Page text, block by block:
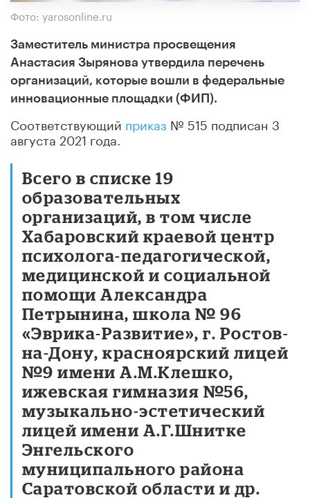
Фото: yarosonline.ru
Заместитель министра просвещения
Анастасия Зырянова утвердила перечень
организаций, которые вошли в федеральные
инновационные площадки (ФИП).
Соответствующий приказ № 515 подписан 3
августа 2021 года.
Всего в списке 19
образовательных
организаций, в том числе
Хабаровский краевой центр
психолога-педагогической,
медицинской и социальной
помощи Александра
Петрынина, школа № 96
«Эврика-Развитие», г. Ростов-
на-Дону, красноярский лицей
№9 имени А.М.Клешко,
ижевская гимназия №56,
музыкально-эстетический
лицей имени А.Г.Шнитке
Энгельского
муниципального района
Саратовской области и др.